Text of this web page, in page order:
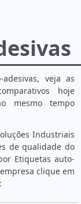
veja as
hoje
mesmo tempo
Industriais
de qualidade do
Etiquetas auto-
clique em